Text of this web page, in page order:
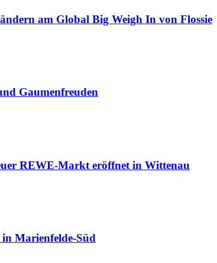
am Global Big Weigh In von Flossie
Gaumenfreuden
REWE-Markt eröffnet in Wittenau
Marienfelde-Süd